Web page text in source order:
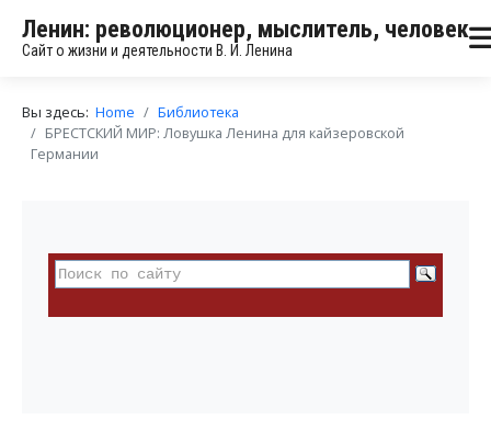
Ленин: революционер, мыслитель, человек
Сайт о жизни и деятельности В. И. Ленина
Вы здесь: Home
Библиотека
БРЕСТСКИЙ МИР: Ловушка Ленина для кайзеровской
Германии